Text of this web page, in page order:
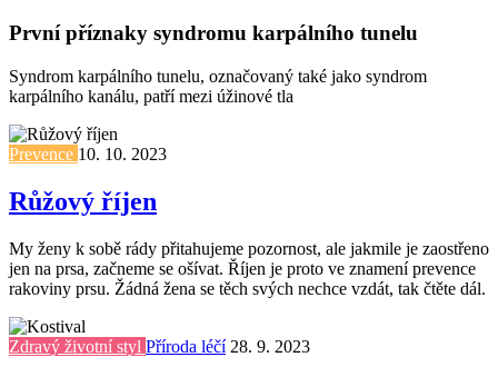
První příznaky syndromu karpálního tunelu
Syndrom karpálního tunelu, označovaný také jako syndrom
karpálního kanálu, patří mezi úžinové tla
Prevence 10. 10. 2023
Růžový říjen
My ženy k sobě rády přitahujeme pozornost, ale jakmile je zaostřeno
jen na prsa, začneme se ošívat. Říjen je proto ve znamení prevence
rakoviny prsu. Žádná žena se těch svých nechce vzdát, tak čtěte dál.
Zdravý životní styl Příroda léčí 28. 9. 2023